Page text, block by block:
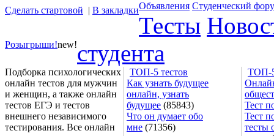
Сделать стартовой | В закладкиОбъявления Студенческий
Тесты
студента
Розыгрыши!new!
Подборка психологических
онлайн тестов для мужчин
и женщин, а также онлайн
тестов ЕГЭ и тестов
внешнего независимого
тестирования. Все онлайн
ТОП-5 тестов
ТОП-
Как узнать будущее
онлайн, узнать
будущее (85843)
Что он думает обо
мне (71356)
Тест
Тест
тесты